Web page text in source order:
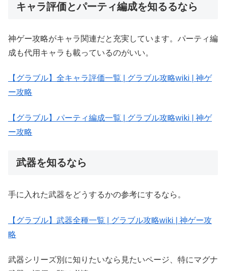
キャラ評価とパーティ編成を知るるなら
神ゲー攻略がキャラ関連だと充実しています。パーティ編
成も代用キャラも載っているのがいい。
【グラブル】全キャラ評価一覧 | グラブル攻略wiki | 神ゲ
ー攻略
【グラブル】パーティ編成一覧 | グラブル攻略wiki | 神ゲ
ー攻略
武器を知るなら
手に入れた武器をどうするかの参考にするなら。
【グラブル】武器全種一覧 | グラブル攻略wiki | 神ゲー攻
略
武器シリーズ別に知りたいなら見たいページ、特にマグナ